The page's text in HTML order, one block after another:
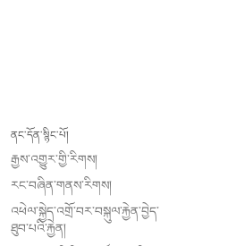
ནང་དོན་སྙིང་པོ།
རྒྱས་འགྱུར་གྱི་རིགས།
རང་བཞིན་གནས་རིགས།
འཕེལ་སྐྱེད་འགྲོ་བར་བསྐུལ་རྐྱེན་བྱེད་
ཐུབ་པའི་རྐྱེན།